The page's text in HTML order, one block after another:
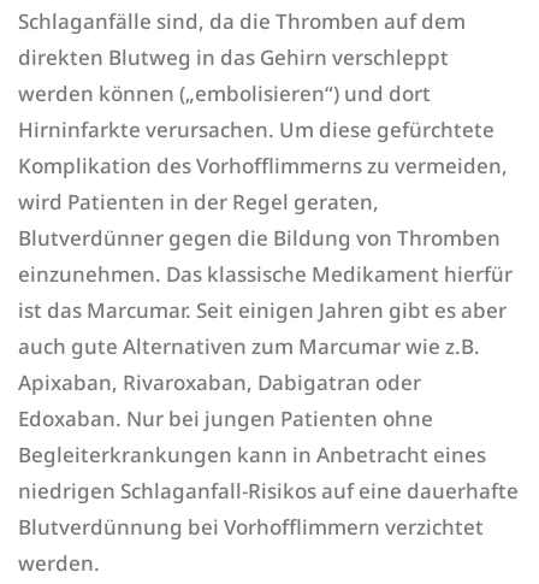
Schlaganfälle sind, da die Thromben auf dem
direkten Blutweg in das Gehirn verschleppt
werden können („embolisieren“) und dort
Hirninfarkte verursachen. Um diese gefürchtete
Komplikation des Vorhofflimmerns zu vermeiden,
wird Patienten in der Regel geraten,
Blutverdünner gegen die Bildung von Thromben
einzunehmen. Das klassische Medikament hierfür
ist das Marcumar. Seit einigen Jahren gibt es aber
auch gute Alternativen zum Marcumar wie z.B.
Apixaban, Rivaroxaban, Dabigatran oder
Edoxaban. Nur bei jungen Patienten ohne
Begleiterkrankungen kann in Anbetracht eines
niedrigen Schlaganfall-Risikos auf eine dauerhafte
Blutverdünnung bei Vorhofflimmern verzichtet
werden.